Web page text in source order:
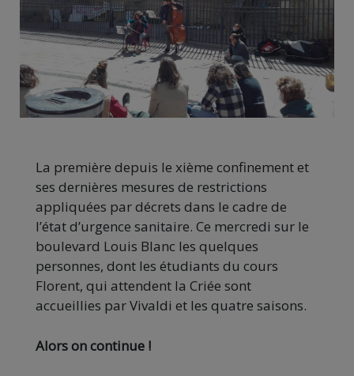
La première depuis le xième confinement et
ses dernières mesures de restrictions
appliquées par décrets dans le cadre de
l’état d’urgence sanitaire. Ce mercredi sur le
boulevard Louis Blanc les quelques
personnes, dont les étudiants du cours
Florent, qui attendent la Criée sont
accueillies par Vivaldi et les quatre saisons.
Alors on continue !